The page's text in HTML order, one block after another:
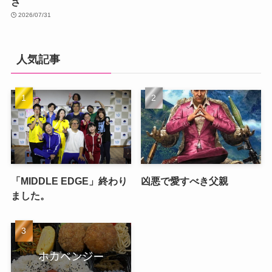
2026/07/31
人気記事
「MIDDLE EDGE」終わり
ました。
凶悪で愛すべき父親